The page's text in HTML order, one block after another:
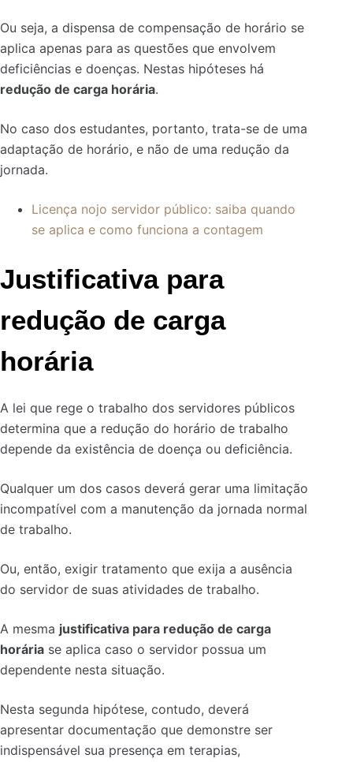
Ou seja, a dispensa de compensação de horário se
aplica apenas para as questões que envolvem
deficiências e doenças. Nestas hipóteses há
redução de carga horária.
No caso dos estudantes, portanto, trata-se de uma
adaptação de horário, e não de uma redução da
jornada.
Licença nojo servidor público: saiba quando
se aplica e como funciona a contagem
Justificativa para
redução de carga
horária
A lei que rege o trabalho dos servidores públicos
determina que a redução do horário de trabalho
depende da existência de doença ou deficiência.
Qualquer um dos casos deverá gerar uma limitação
incompatível com a manutenção da jornada normal
de trabalho.
Ou, então, exigir tratamento que exija a ausência
do servidor de suas atividades de trabalho.
A mesma justificativa para redução de carga
horária se aplica caso o servidor possua um
dependente nesta situação.
Nesta segunda hipótese, contudo, deverá
apresentar documentação que demonstre ser
indispensável sua presença em terapias,